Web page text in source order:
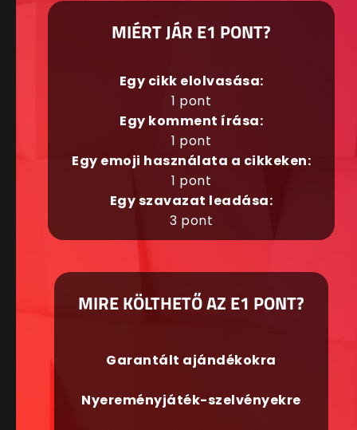
MIÉRT JÁR E1 PONT?
Egy cikk elolvasása:
1 pont
Egy komment írása:
1 pont
Egy emoji használata a cikkeken:
1 pont
Egy szavazat leadása:
3 pont
MIRE KÖLTHETŐ AZ E1 PONT?
Garantált ajándékokra
Nyereményjáték-szelvényekre